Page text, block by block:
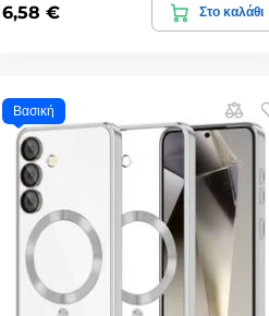
6,58 € Στο καλάθι
Βασική